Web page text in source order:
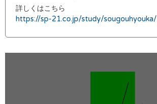
詳しくはこちら
https://sp-21.co.jp/study/sougouhyouka/